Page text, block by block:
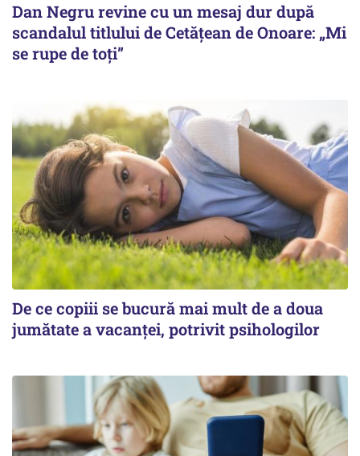
Dan Negru revine cu un mesaj dur după
scandalul titlului de Cetățean de Onoare: „Mi
se rupe de toți”
De ce copiii se bucură mai mult de a doua
jumătate a vacanței, potrivit psihologilor